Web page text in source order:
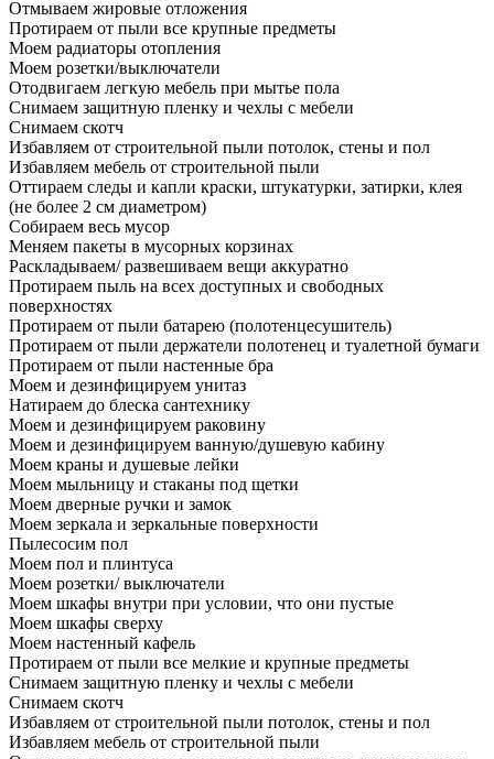
Отмываем жировые отложения
Протираем от пыли все крупные предметы
Моем радиаторы отопления
Моем розетки/выключатели
Отодвигаем легкую мебель при мытье пола
Снимаем защитную пленку и чехлы с мебели
Снимаем скотч
Избавляем от строительной пыли потолок, стены и пол
Избавляем мебель от строительной пыли
Оттираем следы и капли краски, штукатурки, затирки, клея
(не более 2 см диаметром)
Собираем весь мусор
Меняем пакеты в мусорных корзинах
Раскладываем/ развешиваем вещи аккуратно
Протираем пыль на всех доступных и свободных
поверхностях
Протираем от пыли батарею (полотенцесушитель)
Протираем от пыли держатели полотенец и туалетной бумаги
Протираем от пыли настенные бра
Моем и дезинфицируем унитаз
Натираем до блеска сантехнику
Моем и дезинфицируем раковину
Моем и дезинфицируем ванную/душевую кабину
Моем краны и душевые лейки
Моем мыльницу и стаканы под щетки
Моем дверные ручки и замок
Моем зеркала и зеркальные поверхности
Пылесосим пол
Моем пол и плинтуса
Моем розетки/ выключатели
Моем шкафы внутри при условии, что они пустые
Моем шкафы сверху
Моем настенный кафель
Протираем от пыли все мелкие и крупные предметы
Снимаем защитную пленку и чехлы с мебели
Снимаем скотч
Избавляем от строительной пыли потолок, стены и пол
Избавляем мебель от строительной пыли